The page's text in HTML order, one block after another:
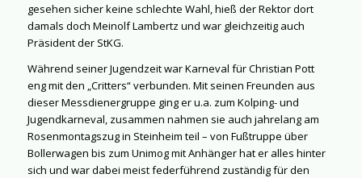
gesehen sicher keine schlechte Wahl, hieß der Rektor dort
damals doch Meinolf Lambertz und war gleichzeitig auch
Präsident der StKG.
Während seiner Jugendzeit war Karneval für Christian Pott
eng mit den „Critters“ verbunden. Mit seinen Freunden aus
dieser Messdienergruppe ging er u.a. zum Kolping- und
Jugendkarneval, zusammen nahmen sie auch jahrelang am
Rosenmontagszug in Steinheim teil – von Fußtruppe über
Bollerwagen bis zum Unimog mit Anhänger hat er alles hinter
sich und war dabei meist federführend zuständig für den